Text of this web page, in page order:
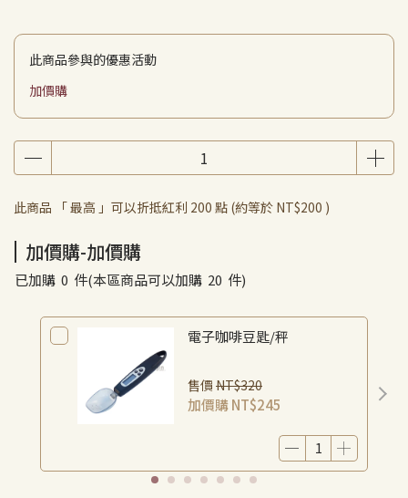
此商品參與的優惠活動
加價購
此商品 「 最高 」可以折抵紅利 200 點 (約等於 NT$200 )
加價購-加價購
已加購 0 件(本區商品可以加購 20 件)
電子咖啡豆匙/秤
售價 NT$320
加價購NT$245